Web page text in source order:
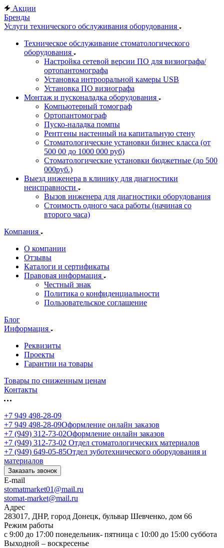
Акции
Бренды
Услуги технического обслуживания оборудования
Техническое обслуживание стоматологического
оборудования
Настройка сетевой версии ПО для визиографа/
ортопантомографа
Установка интрооральной камеры USB
Установка ПО визиографа
Монтаж и пусконаладка оборудования
Компьютерный томограф
Ортопантомограф
Пуско-наладка помпы
Рентгены настенный на капитальную стену
Стоматологические установки бизнес класса (от
500 00 до 1000 000 руб)
Стоматологические установки бюджетные (до 500
000руб.)
Выезд инженера в клинику для диагностики
неисправности
Вызов инженера для диагностики оборудования
Стоимость одного часа работы (начиная со
второго часа)
Компания
О компании
Отзывы
Каталоги и сертификаты
Правовая информация
Честный знак
Политика о конфиденциальности
Пользовательское соглашение
Блог
Информация
Реквизиты
Проекты
Гарантии на товары
Товары по сниженным ценам
Контакты
+7 949 498-28-09
+7 949 498-28-09Оформление онлайн заказов
+7 (949) 312-73-02Оформление онлайн заказов
+7 (949) 312-73-02 Отдел стоматологических материалов
+7 (949) 649-05-85Отдел зуботехнического оборудования и
материалов
Заказать звонок
E-mail
stomatmarket01@mail.ru
stomat-market@mail.ru
Адрес
283017, ДНР, город Донецк, бульвар Шевченко, дом 66
Режим работы
с 9:00 до 17:00 понедельник- пятница с 10:00 до 15:00 суббота
Выходной – воскресенье